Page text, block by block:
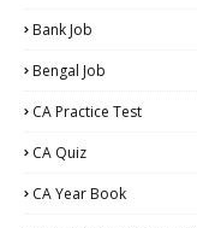
Bank Job
Bengal Job
CA Practice Test
CA Quiz
CA Year Book